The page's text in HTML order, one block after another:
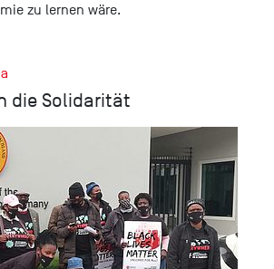
zu lernen wäre.
die Solidarität